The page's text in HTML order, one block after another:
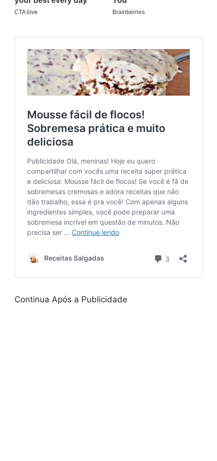
Continua Após a Publicidade